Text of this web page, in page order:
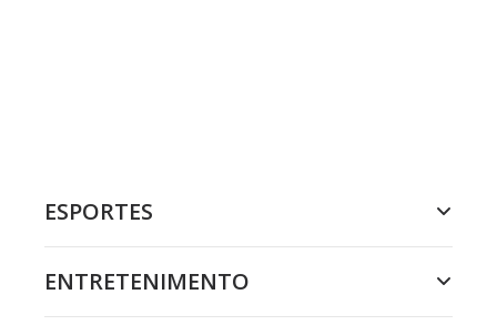
ESPORTES
ENTRETENIMENTO